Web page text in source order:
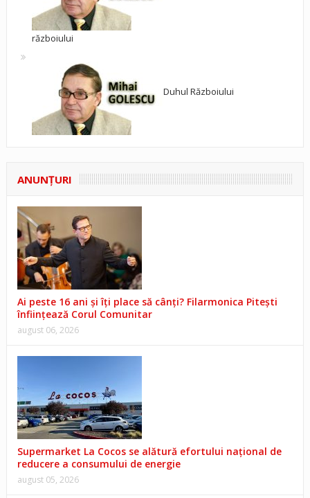
războiului
Duhul Războiului
ANUNŢURI
Ai peste 16 ani și îți place să cânți? Filarmonica Pitești
înființează Corul Comunitar
august 06, 2026
Supermarket La Cocos se alătură efortului național de
reducere a consumului de energie
august 05, 2026